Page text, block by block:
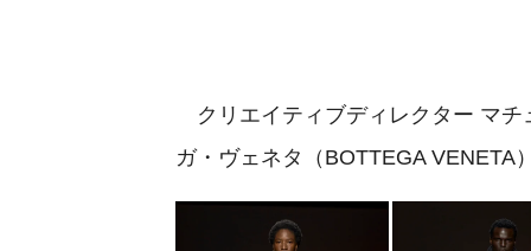
クリエイティブディレクター マチ
ガ・ヴェネタ（BOTTEGA VENETA